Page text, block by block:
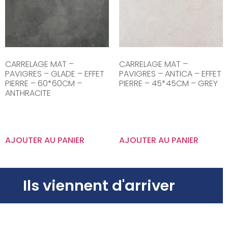
CARRELAGE MAT –
PAVIGRES – GLADE – EFFET
PIERRE – 60*60CM –
ANTHRACITE
AJOUTER AU PANIER
CARRELAGE MAT –
PAVIGRES – ANTICA – EFFET
PIERRE – 45*45CM – GREY
AJOUTER AU PANIER
Ils viennent d'arriver